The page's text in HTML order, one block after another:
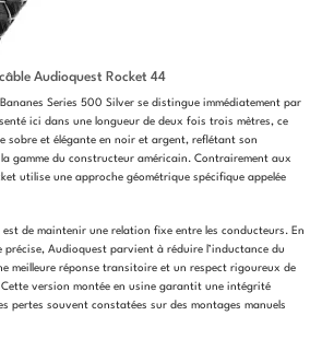
Audioquest Rocket 44
Series 500 Silver se distingue immédiatement par
ici dans une longueur de deux fois trois mètres, ce
sobre et élégante en noir et argent, reflétant son
gamme du constructeur américain. Contrairement aux
utilise une approche géométrique spécifique appelée
est de maintenir une relation fixe entre les conducteurs. En
précise, Audioquest parvient à réduire l’inductance du
meilleure réponse transitoire et un respect rigoureux de
version montée en usine garantit une intégrité
pertes souvent constatées sur des montages manuels